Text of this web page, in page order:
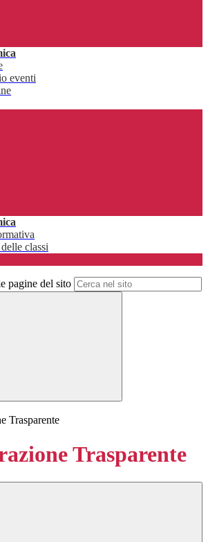
eventi
classi
pagine del sito
Trasparente
Trasparente